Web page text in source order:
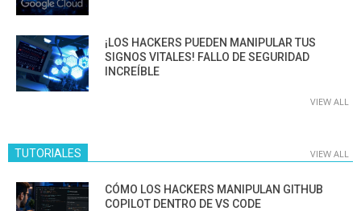
¡LOS HACKERS PUEDEN MANIPULAR TUS
SIGNOS VITALES! FALLO DE SEGURIDAD
INCREÍBLE
VIEW ALL
TUTORIALES VIEW ALL
CÓMO LOS HACKERS MANIPULAN GITHUB
COPILOT DENTRO DE VS CODE